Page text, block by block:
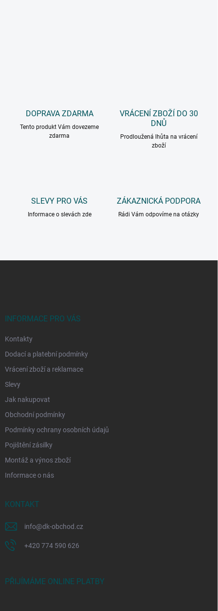
DOPRAVA ZDARMA
Tento produkt Vám dovezeme
zdarma
VRÁCENÍ ZBOŽÍ DO 30
DNŮ
Prodloužená lhůta na vrácení
zboží
SLEVY PRO VÁS
Informace o slevách zde
ZÁKAZNICKÁ PODPORA
Rádi Vám odpovíme na otázky
INFORMACE PRO VÁS
Kontakty
Dodací a platební podmínky
Vrácení zboží a reklamace
Slevy
Jak nakupovat
Obchodní podmínky
Podmínky ochrany osobních údajů
Pojištění zásilky
Montáž a výnos zboží
Informace o nás
KONTAKT
info@dk-obchod.cz
+420 774 590 626
PŘIJÍMÁME ONLINE PLATBY